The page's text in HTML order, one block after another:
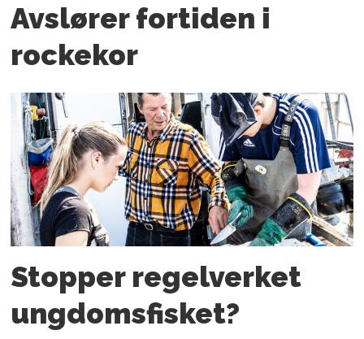
Avslører fortiden i
rockekor
Stopper regelverket
ungdoms­fisket?